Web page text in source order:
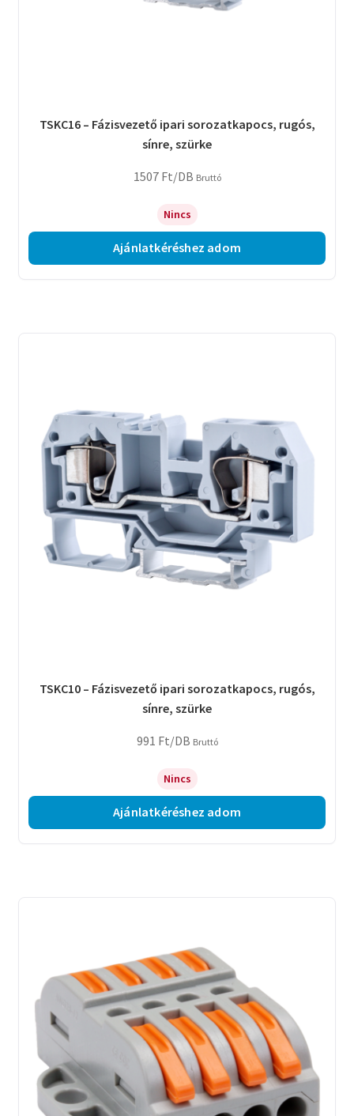
TSKC16 – Fázisvezető ipari sorozatkapocs, rugós,
sínre, szürke
1507 Ft/DB Bruttó
Nincs
Ajánlatkéréshez adom
TSKC10 – Fázisvezető ipari sorozatkapocs, rugós,
sínre, szürke
991 Ft/DB Bruttó
Nincs
Ajánlatkéréshez adom